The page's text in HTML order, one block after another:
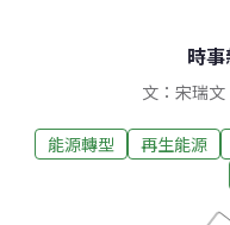
時
文：宋瑞文
能源轉型 再生能源